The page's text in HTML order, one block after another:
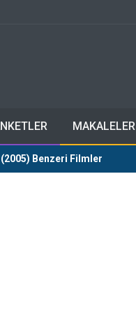
MAKALELER
Benzeri Filmler